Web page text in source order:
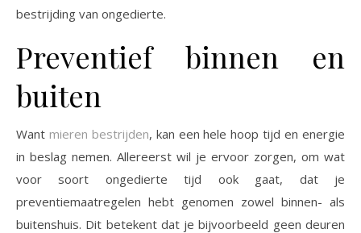
bestrijding van ongedierte.
Preventief binnen en
buiten
Want mieren bestrijden, kan een hele hoop tijd en energie
in beslag nemen. Allereerst wil je ervoor zorgen, om wat
voor soort ongedierte tijd ook gaat, dat je
preventiemaatregelen hebt genomen zowel binnen- als
buitenshuis. Dit betekent dat je bijvoorbeeld geen deuren